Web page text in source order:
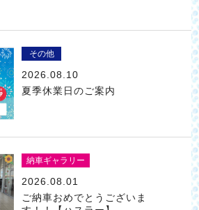
その他
2026.08.10
夏季休業日のご案内
納車ギャラリー
2026.08.01
ご納車おめでとうございま